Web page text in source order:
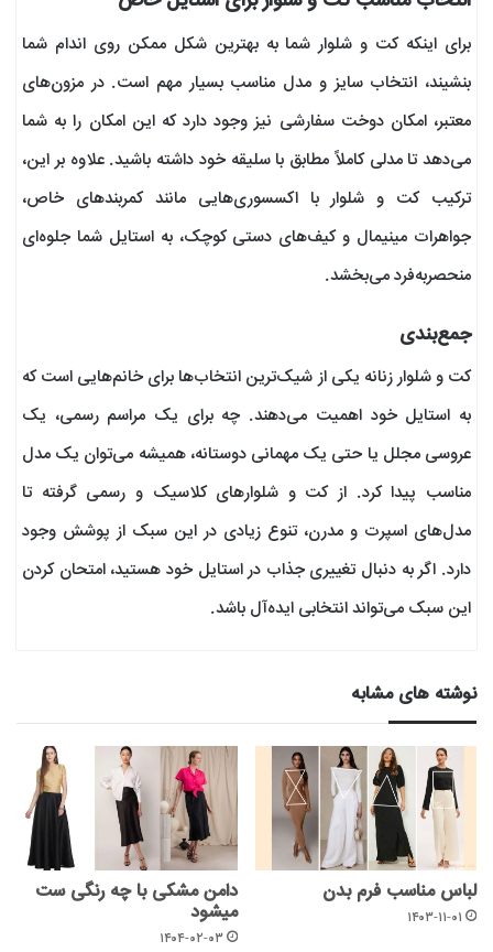
برای اینکه کت و شلوار شما به بهترین شکل ممکن روی اندام شما
بنشیند، انتخاب سایز و مدل مناسب بسیار مهم است. در مزون‌های
معتبر، امکان دوخت سفارشی نیز وجود دارد که این امکان را به شما
می‌دهد تا مدلی کاملاً مطابق با سلیقه خود داشته باشید. علاوه بر این،
ترکیب کت و شلوار با اکسسوری‌هایی مانند کمربندهای خاص،
جواهرات مینیمال و کیف‌های دستی کوچک، به استایل شما جلوه‌ای
منحصربه‌فرد می‌بخشد.
جمع‌بندی
کت و شلوار زنانه یکی از شیک‌ترین انتخاب‌ها برای خانم‌هایی است که
به استایل خود اهمیت می‌دهند. چه برای یک مراسم رسمی، یک
عروسی مجلل یا حتی یک مهمانی دوستانه، همیشه می‌توان یک مدل
مناسب پیدا کرد. از کت و شلوارهای کلاسیک و رسمی گرفته تا
مدل‌های اسپرت و مدرن، تنوع زیادی در این سبک از پوشش وجود
دارد. اگر به دنبال تغییری جذاب در استایل خود هستید، امتحان کردن
این سبک می‌تواند انتخابی ایده‌آل باشد.
نوشته های مشابه
لباس مناسب فرم بدن
۱۴۰۳-۱۱-۰۱
دامن مشکی با چه رنگی ست
میشود
۱۴۰۴-۰۲-۰۳